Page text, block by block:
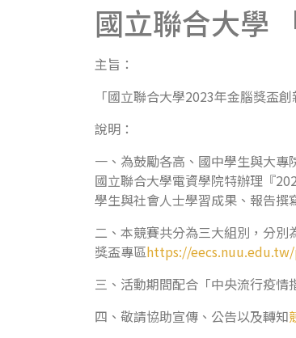
國立聯合大學
主旨：
「國立聯合大學2023年金腦獎盃
說明：
一、為鼓勵各高、國中學生與大
國立聯合大學電資學院特辦理『
學生與社會人士學習成果、報告撰
二、本競賽共分為三大組別，分
獎盃專區https://
三、活動期間配合「中央流行疫情
四、敬請協助宣傳、公告以及轉知